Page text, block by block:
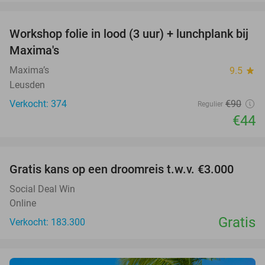
51%
Workshop folie in lood (3 uur) + lunchplank bij
Maxima's
Maxima’s 9.5 star
Leusden
Verkocht: 374
Regulier €90
€44
Gratis kans op een droomreis t.w.v. €3.000
Social Deal Win
Online
Verkocht: 183.300
Gratis